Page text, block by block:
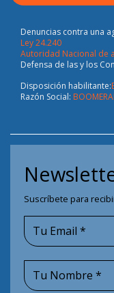
Denuncias contra una
Ley 24.240
Autoridad Nacional de
Defensa de las y los
Disposición habilitante:
Razón Social:
Suscríbete para